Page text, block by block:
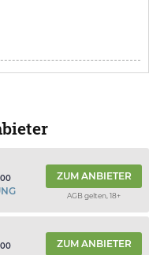
ZUM ANBIETER
AGB gelten, 18+
ZUM ANBIETER